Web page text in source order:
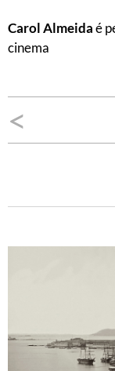
Carol Almeidaé
cinema
Navegação
de
<